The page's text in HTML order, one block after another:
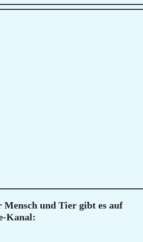
Mensch und Tier gibt es auf
Kanal: